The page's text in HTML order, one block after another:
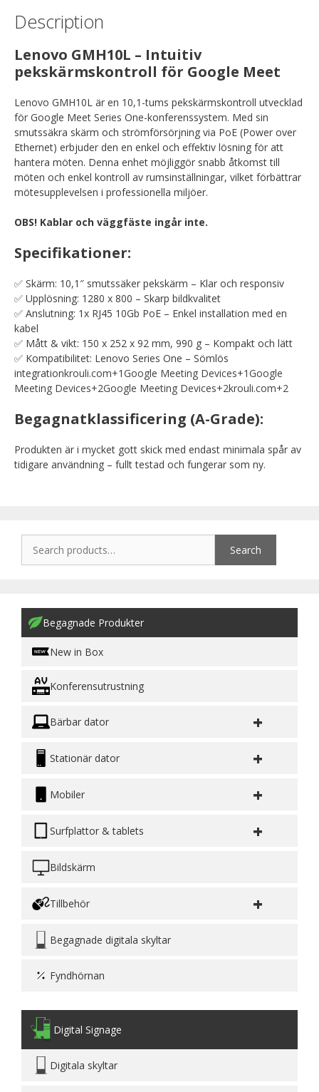
Description
Lenovo GMH10L – Intuitiv
pekskärmskontroll för Google Meet
Lenovo GMH10L är en 10,1-tums pekskärmskontroll utvecklad
för Google Meet Series One-konferenssystem. Med sin
smutssäkra skärm och strömförsörjning via PoE (Power over
Ethernet) erbjuder den en enkel och effektiv lösning för att
hantera möten. Denna enhet möjliggör snabb åtkomst till
möten och enkel kontroll av rumsinställningar, vilket förbättrar
mötesupplevelsen i professionella miljöer.
OBS! Kablar och väggfäste ingår inte.
Specifikationer:
✅ Skärm: 10,1″ smutssäker pekskärm – Klar och responsiv
✅ Upplösning: 1280 x 800 – Skarp bildkvalitet
✅ Anslutning: 1x RJ45 10Gb PoE – Enkel installation med en
kabel
✅ Mått & vikt: 150 x 252 x 92 mm, 990 g – Kompakt och lätt
✅ Kompatibilitet: Lenovo Series One – Sömlös
integrationkrouli.com+1Google Meeting Devices+1Google
Meeting Devices+2Google Meeting Devices+2krouli.com+2
Begagnatklassificering (A-Grade):
Produkten är i mycket gott skick med endast minimala spår av
tidigare användning – fullt testad och fungerar som ny.
Search
Begagnade Produkter
New in Box
Konferensutrustning
Bärbar dator +
Stationär dator +
Mobiler +
Surfplattor & tablets +
Bildskärm
Tillbehör +
Begagnade digitala skyltar
Fyndhörnan
Digital Signage
Digitala skyltar